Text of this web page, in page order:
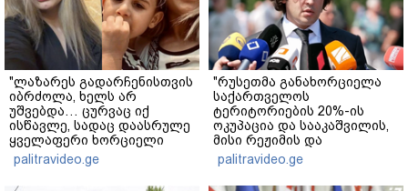
"ლაზარეს გადარჩენისთვის
იბრძოლა, ხელს არ
უშვებდა… ცურვაც იქ
ისწავლე, სადაც დაასრულე
ყველაფერი ხორციელი
ცხოვრებიდან" – რას წერს
ხობში დაღუპული დედა-
შვილის ახლობელი?
palitravideo.ge
"რუსეთმა განახორციელა
საქართველოს
ტერიტორიების 20%-ის
ოკუპაცია და სააკაშვილის,
მისი რეჟიმის და
"ნაცმოძრაობის" ღალატი
ვერანაირად ვერ
გადაფარავს ამ
palitravideo.ge